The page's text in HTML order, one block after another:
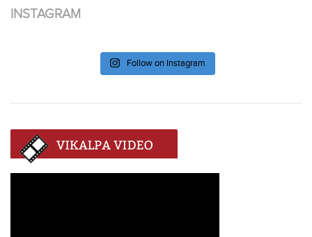
INSTAGRAM
Follow on Instagram